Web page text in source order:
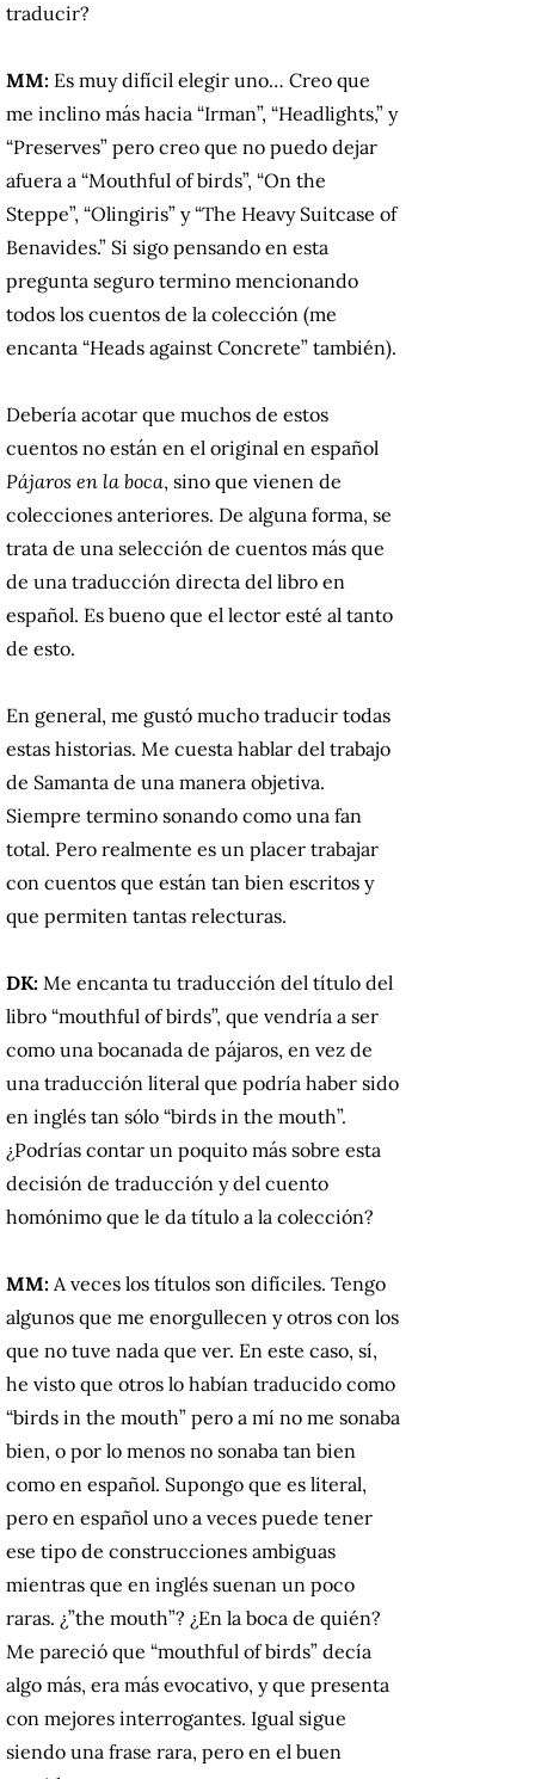
traducir?
MM: Es muy difícil elegir uno… Creo que
me inclino más hacia “Irman”, “Headlights,” y
“Preserves” pero creo que no puedo dejar
afuera a “Mouthful of birds”, “On the
Steppe”, “Olingiris” y “The Heavy Suitcase of
Benavides.” Si sigo pensando en esta
pregunta seguro termino mencionando
todos los cuentos de la colección (me
encanta “Heads against Concrete” también).
Debería acotar que muchos de estos
cuentos no están en el original en español
Pájaros en la boca, sino que vienen de
colecciones anteriores. De alguna forma, se
trata de una selección de cuentos más que
de una traducción directa del libro en
español. Es bueno que el lector esté al tanto
de esto.
En general, me gustó mucho traducir todas
estas historias. Me cuesta hablar del trabajo
de Samanta de una manera objetiva.
Siempre termino sonando como una fan
total. Pero realmente es un placer trabajar
con cuentos que están tan bien escritos y
que permiten tantas relecturas.
DK: Me encanta tu traducción del título del
libro “mouthful of birds”, que vendría a ser
como una bocanada de pájaros, en vez de
una traducción literal que podría haber sido
en inglés tan sólo “birds in the mouth”.
¿Podrías contar un poquito más sobre esta
decisión de traducción y del cuento
homónimo que le da título a la colección?
MM: A veces los títulos son difíciles. Tengo
algunos que me enorgullecen y otros con los
que no tuve nada que ver. En este caso, sí,
he visto que otros lo habían traducido como
“birds in the mouth” pero a mí no me sonaba
bien, o por lo menos no sonaba tan bien
como en español. Supongo que es literal,
pero en español uno a veces puede tener
ese tipo de construcciones ambiguas
mientras que en inglés suenan un poco
raras. ¿”the mouth”? ¿En la boca de quién?
Me pareció que “mouthful of birds” decía
algo más, era más evocativo, y que presenta
con mejores interrogantes. Igual sigue
siendo una frase rara, pero en el buen